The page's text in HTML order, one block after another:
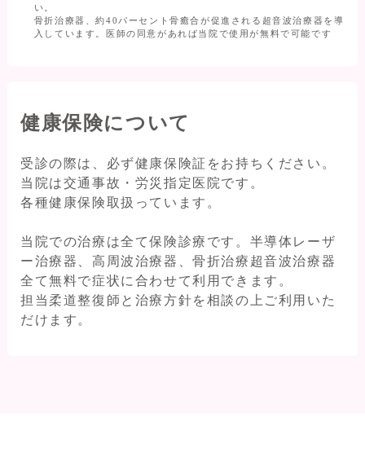
い。
骨折治療器、約40パーセント骨癒合が促進される超音波治療器を導
入しています。医師の同意があれば当院で使用が無料で可能です
健康保険について
受診の際は、必ず健康保険証をお持ちください。
当院は交通事故・労災指定医院です。
各種健康保険取扱っています。
当院での治療は全て保険診療です。半導体レーザ
ー治療器、高周波治療器、骨折治療超音波治療器
全て無料で症状に合わせて利用できます。
担当柔道整復師と治療方針を相談の上ご利用いた
だけます。